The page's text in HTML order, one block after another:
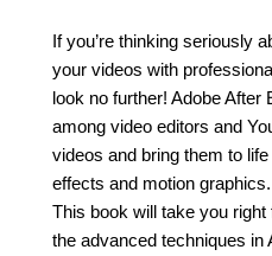
If you’re thinking seriously
your videos with
look no further! Adobe After
among video editors and
videos and bring them to
effects and motion graphics.
This book will take you
the advanced techniques in